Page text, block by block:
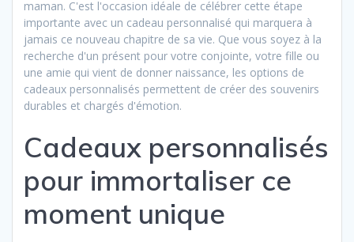
maman. C'est l'occasion idéale de célébrer cette étape
importante avec un cadeau personnalisé qui marquera à
jamais ce nouveau chapitre de sa vie. Que vous soyez à la
recherche d'un présent pour votre conjointe, votre fille ou
une amie qui vient de donner naissance, les options de
cadeaux personnalisés permettent de créer des souvenirs
durables et chargés d'émotion.
Cadeaux personnalisés
pour immortaliser ce
moment unique